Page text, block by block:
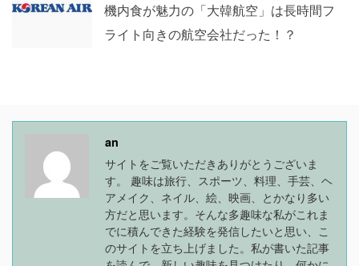
機内食が魅力の「大韓航空」は長時間フ
ライト向きの航空会社だった！？
an
サイトをご覧いただきありがとうございま
す。 趣味は旅行、スポーツ、料理、手芸、ヘ
アメイク、ネイル、絵、映画、とかなり多い
方だと思います。そんな多趣味な私がこれま
でに積んできた経験を発信したいと思い、こ
のサイトを立ち上げました。私が書いた記事